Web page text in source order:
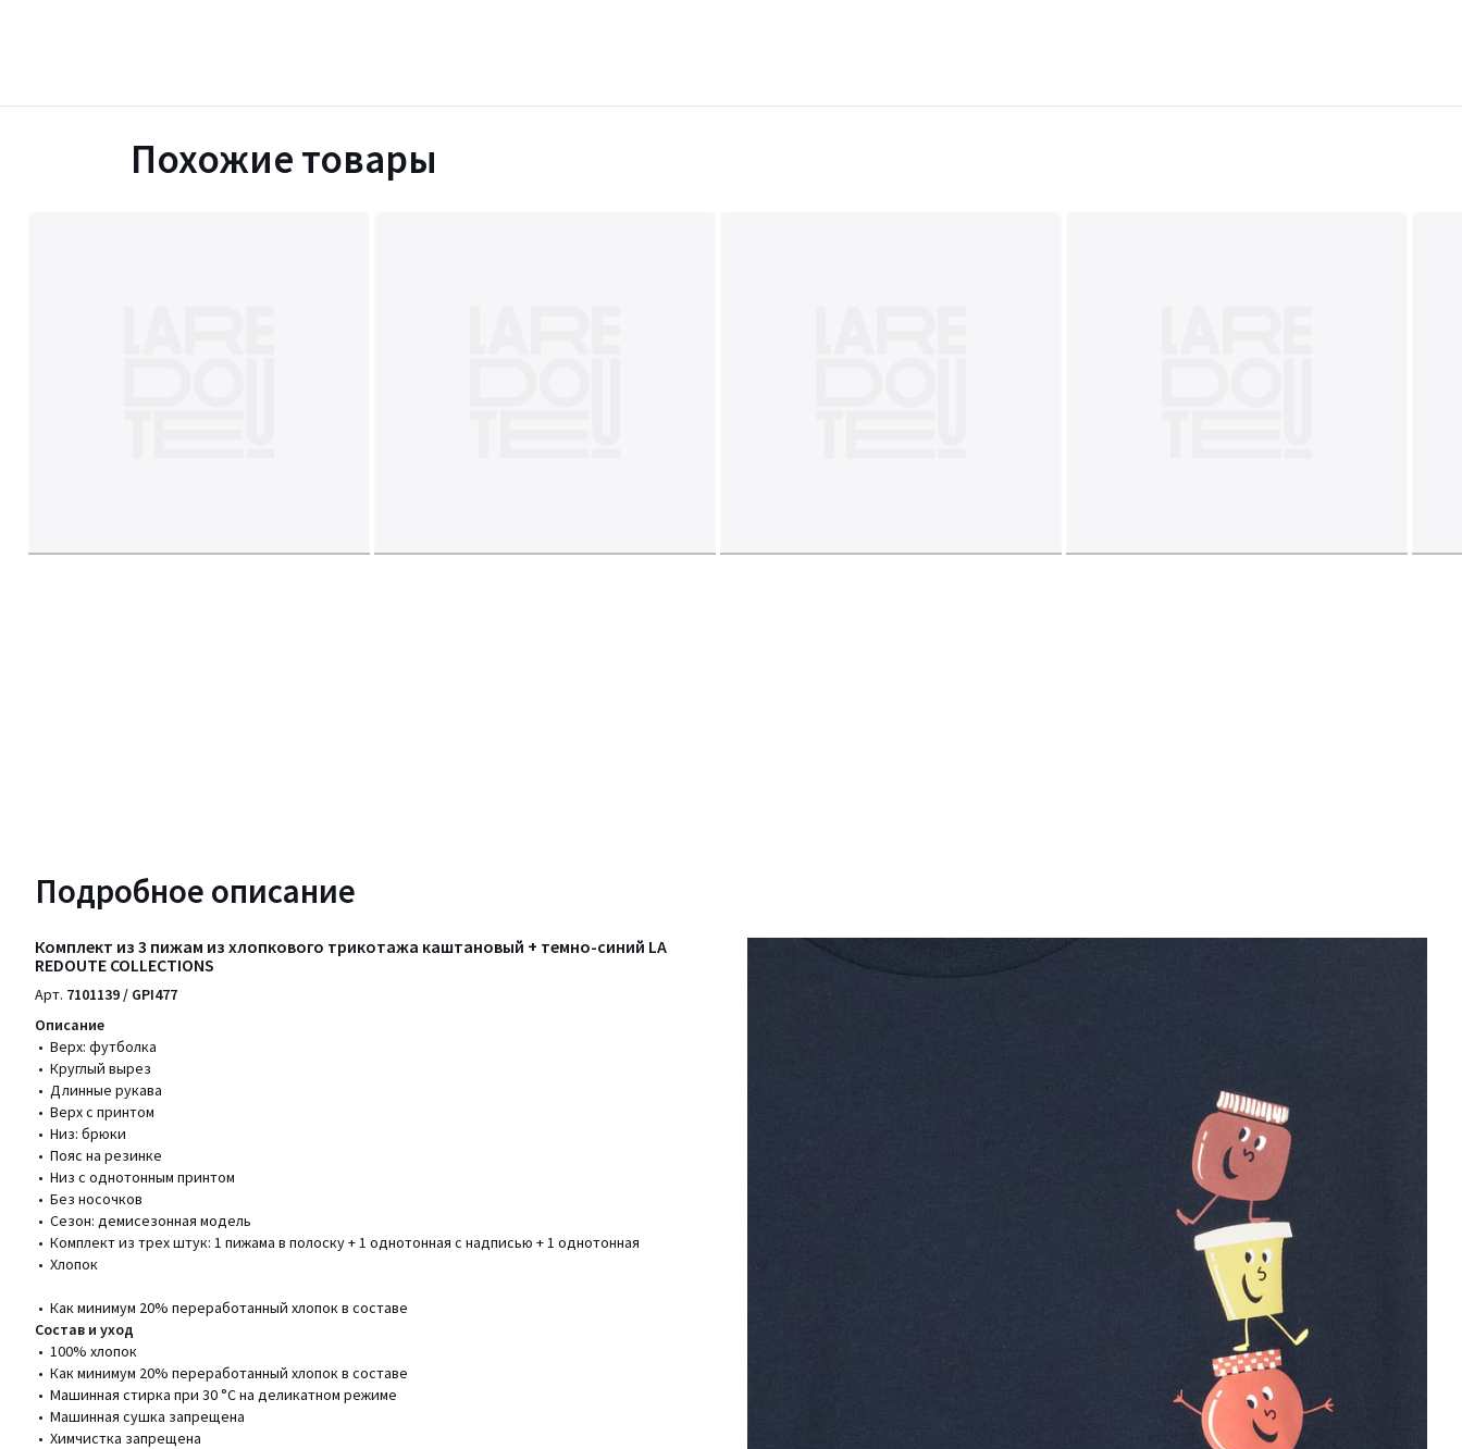
Похожие товары
Подробное описание
Комплект из 3 пижам из хлопкового трикотажа каштановый + темно-синий LA
REDOUTE COLLECTIONS
Арт. 7101139 / GPI477
Описание
• Верх: футболка
• Круглый вырез
• Длинные рукава
• Верх с принтом
• Низ: брюки
• Пояс на резинке
• Низ с однотонным принтом
• Без носочков
• Сезон: демисезонная модель
• Комплект из трех штук: 1 пижама в полоску + 1 однотонная с надписью + 1 однотонная
• Хлопок
• Как минимум 20% переработанный хлопок в составе
Состав и уход
• 100% хлопок
• Как минимум 20% переработанный хлопок в составе
• Машинная стирка при 30 °С на деликатном режиме
• Машинная сушка запрещена
• Химчистка запрещена